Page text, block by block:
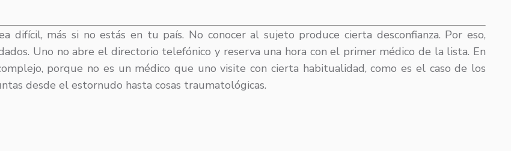
difícil, más si no estás en tu país. No conocer al sujeto produce cierta desconfianza. Por eso,
Uno no abre el directorio telefónico y reserva una hora con el primer médico de la lista. En
porque no es un médico que uno visite con cierta habitualidad, como es el caso de los
desde el estornudo hasta cosas traumatológicas.